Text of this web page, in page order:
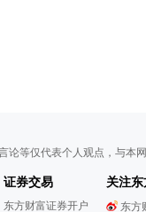
论等仅代表个人观点，与本
证券交易
东方财富证券开户
关注
东方